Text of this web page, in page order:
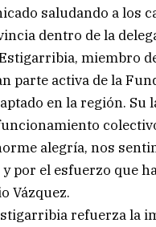
saludando a los
dentro de la
miembro
parte activa de la
en la región.
alegría, nos
por el esfuerzo que
Vázquez.
refuerza la